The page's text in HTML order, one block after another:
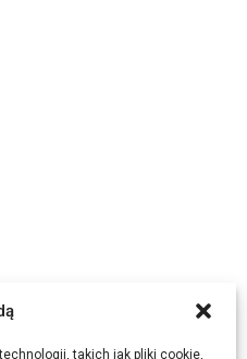
takich jak pliki cookie,